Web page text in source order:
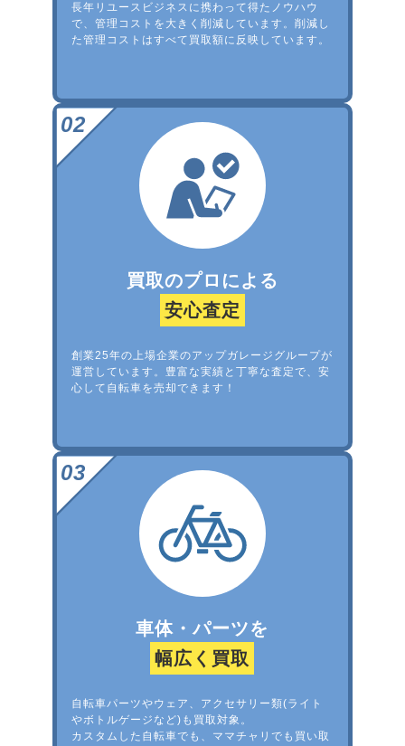
長年リユースビジネスに携わって得たノウハウ
で、管理コストを大きく削減しています。削減し
た管理コストはすべて買取額に反映しています。
買取のプロによる
安心査定
創業25年の上場企業のアップガレージグループが
運営しています。豊富な実績と丁寧な査定で、安
心して自転車を売却できます！
車体・パーツを
幅広く買取
自転車パーツやウェア、アクセサリー類(ライト
やボトルゲージなど)も買取対象。
カスタムした自転車でも、ママチャリでも買い取